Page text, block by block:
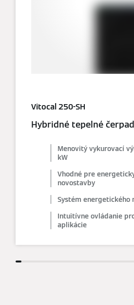
Vitocal 250-SH
Hybridné tepelné
Menovitý vykurovací
kW
Vhodné pre
novostavby
Systém energetického
Intuitívne ovládanie
aplikácie